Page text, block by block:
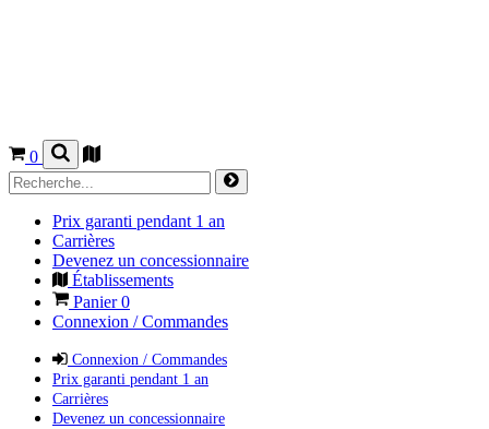
0
Prix garanti pendant 1 an
Carrières
Devenez un concessionnaire
Établissements
Panier0
Connexion / Commandes
Connexion / Commandes
Prix garanti pendant 1 an
Carrières
Devenez un concessionnaire